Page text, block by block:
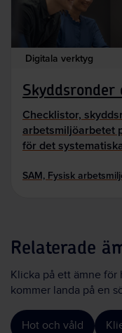
Digitala verktyg
Skyddsronder
Checklistor,
arbetsmiljöarbetet
för det
SAM, Fysisk
Relaterade
Klicka på ett ämne
kommer landa på en
Hot och våld